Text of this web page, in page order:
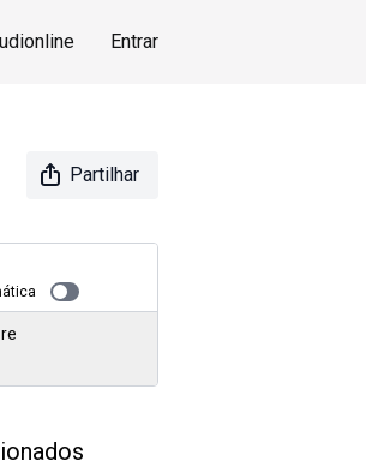
Entrar
Partilhar